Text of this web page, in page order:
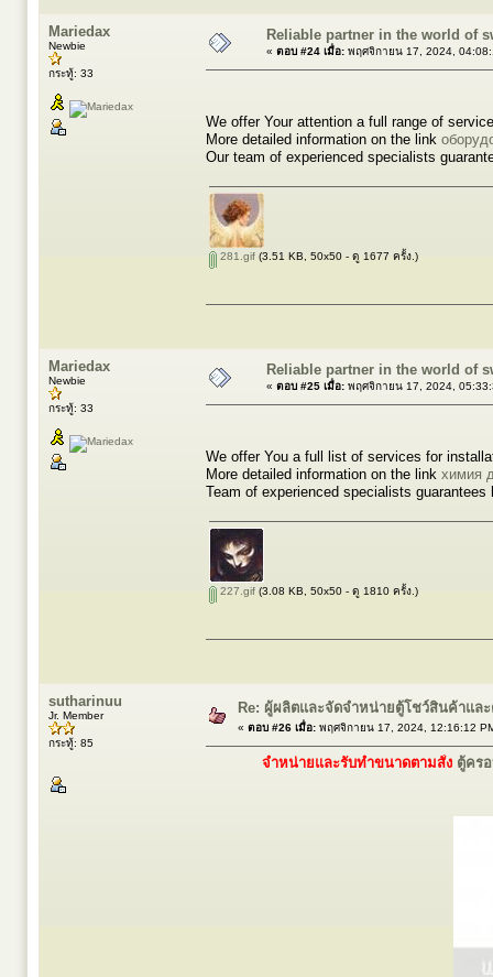
Mariedax
Newbie
กระทู้: 33
Reliable partner in the world of
« ตอบ #24 เมื่อ: พฤศจิกายน 17, 2024,
We offer Your attention a full range of
More detailed information on the link
Our team of experienced specialists
281.gif (3.51 KB, 50x50 - ดู 1677 ครั้ง.)
Mariedax
Newbie
กระทู้: 33
Reliable partner in the world of
« ตอบ #25 เมื่อ: พฤศจิกายน 17, 2024,
We offer You a full list of services for
More detailed information on the link химия
Team of experienced specialists
227.gif (3.08 KB, 50x50 - ดู 1810 ครั้ง.)
sutharinuu
Jr. Member
กระทู้: 85
Re: ผู้ผลิตและจัดจำหน่ายตู้โชว์สินค้าแล
« ตอบ #26 เมื่อ: พฤศจิกายน 17, 2024, 12:16:12
จำหน่ายและรับทำขนาดตามสั่ง ตู้คร